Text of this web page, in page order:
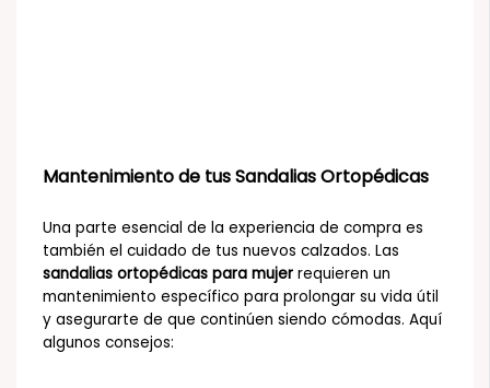
Mantenimiento de tus Sandalias Ortopédicas
Una parte esencial de la experiencia de compra es
también el cuidado de tus nuevos calzados. Las
sandalias ortopédicas para mujer requieren un
mantenimiento específico para prolongar su vida útil
y asegurarte de que continúen siendo cómodas. Aquí
algunos consejos: